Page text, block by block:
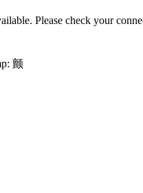
Please check your
: 颤